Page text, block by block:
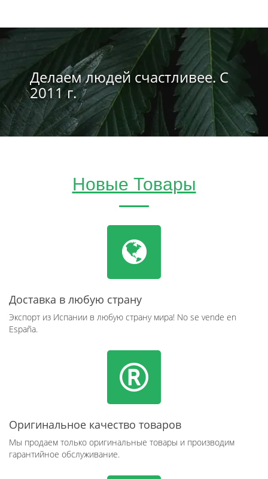
Делаем людей счастливее. С
2011 г.
Новые Товары
Доставка в любую страну
Экспорт из Испании в любую страну мира! No se vende en
España.
Оригинальное качество товаров
Мы продаем только оригинальные товары и производим
гарантийное обслуживание.